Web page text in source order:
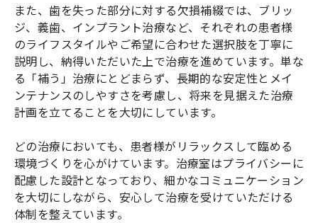
また、歯を失った部分に対する欠損補綴では、ブリッ
ジ、義歯、インプラント治療など、それぞれの患者様
のライフスタイルやご希望に合わせた選択肢を丁寧に
説明し、納得いただいた上で治療を進めています。単な
る「補う」治療にとどまらず、長期的な安定性とメイ
ンテナンスのしやすさを考慮し、将来を見据えた治療
計画を立てることを大切にしています。
どの治療においても、患者様がリラックスして臨める
環境づくりを心がけています。治療室はプライバシーに
配慮した設計となっており、細かなコミュニケーション
を大切にしながら、安心して治療を受けていただける
体制を整えています。